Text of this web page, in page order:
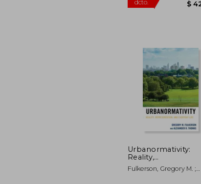
40%
dcto.
Urbanormativity:
Reality,
Representation, and
Everyday Life (en
Fulkerson, Gregory M. ;